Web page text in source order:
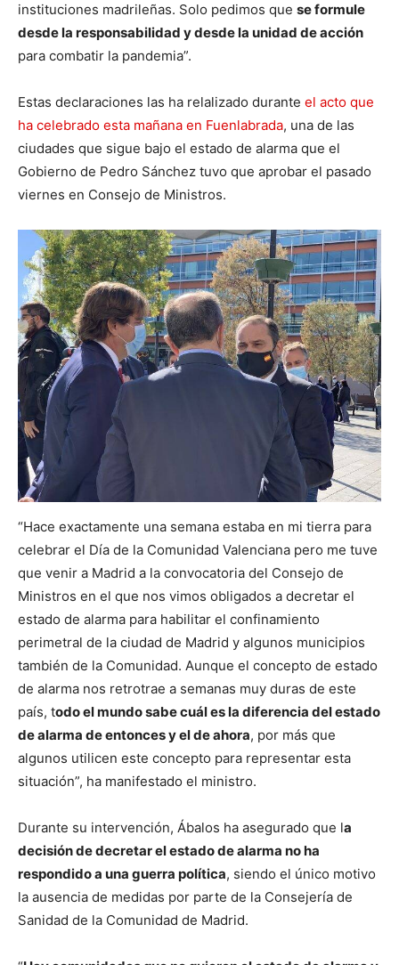
instituciones madrileñas. Solo pedimos que se formule
desde la responsabilidad y desde la unidad de acción
para combatir la pandemia”.
Estas declaraciones las ha relalizado durante el acto que
ha celebrado esta mañana en Fuenlabrada, una de las
ciudades que sigue bajo el estado de alarma que el
Gobierno de Pedro Sánchez tuvo que aprobar el pasado
viernes en Consejo de Ministros.
“Hace exactamente una semana estaba en mi tierra para
celebrar el Día de la Comunidad Valenciana pero me tuve
que venir a Madrid a la convocatoria del Consejo de
Ministros en el que nos vimos obligados a decretar el
estado de alarma para habilitar el confinamiento
perimetral de la ciudad de Madrid y algunos municipios
también de la Comunidad. Aunque el concepto de estado
de alarma nos retrotrae a semanas muy duras de este
país, todo el mundo sabe cuál es la diferencia del estado
de alarma de entonces y el de ahora, por más que
algunos utilicen este concepto para representar esta
situación”, ha manifestado el ministro.
Durante su intervención, Ábalos ha asegurado que la
decisión de decretar el estado de alarma no ha
respondido a una guerra política, siendo el único motivo
la ausencia de medidas por parte de la Consejería de
Sanidad de la Comunidad de Madrid.